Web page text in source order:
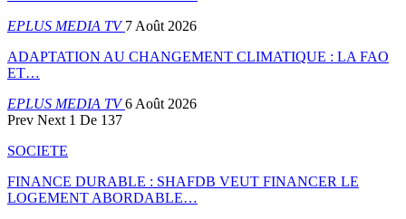
EPLUS MEDIA TV7 Août 2026
ADAPTATION AU CHANGEMENT CLIMATIQUE : LA FAO
ET…
EPLUS MEDIA TV6 Août 2026
Prev Next 1 De 137
SOCIETE
FINANCE DURABLE : SHAFDB VEUT FINANCER LE
LOGEMENT ABORDABLE…